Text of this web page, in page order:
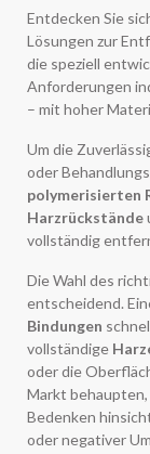
Entdecken Sie
Lösungen zur
die speziell
Anforderungen
– mit hoher
Um die
oder
polymerisierten
Harzrückstände
vollständig
Die Wahl des
entscheidend.
Bindungen
vollständige
oder die
Markt
Bedenken
oder negativer